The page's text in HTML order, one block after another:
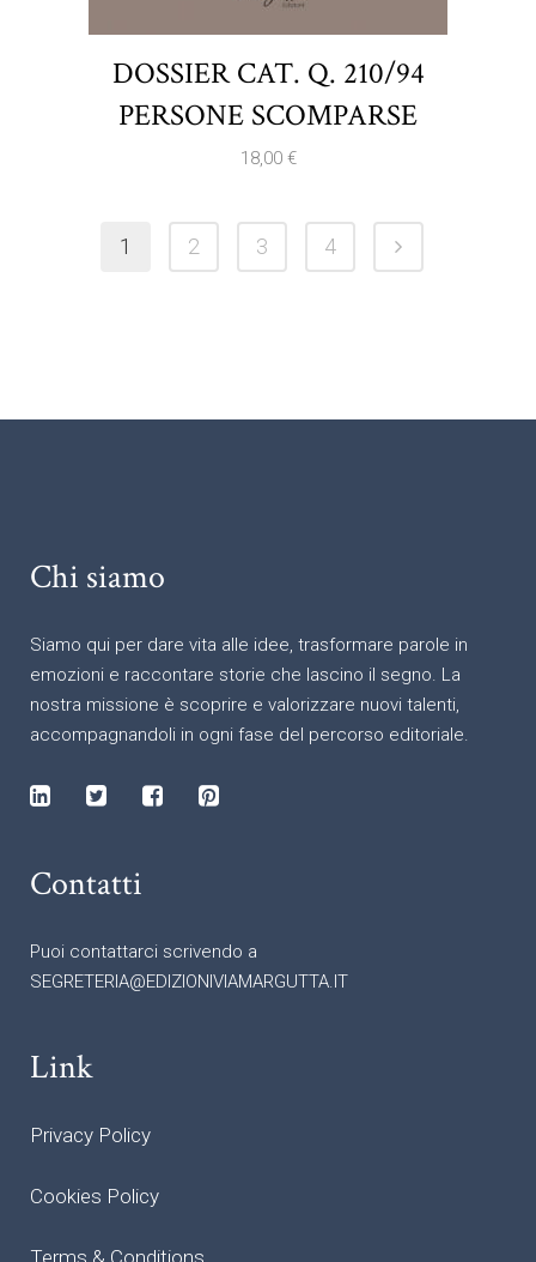
DOSSIER CAT. Q. 210/94
PERSONE SCOMPARSE
18,00 €
1 2 3 4
Chi siamo
Siamo qui per dare vita alle idee, trasformare parole in
emozioni e raccontare storie che lascino il segno. La
nostra missione è scoprire e valorizzare nuovi talenti,
accompagnandoli in ogni fase del percorso editoriale.
Contatti
Puoi contattarci scrivendo a
SEGRETERIA@EDIZIONIVIAMARGUTTA.IT
Link
Privacy Policy
Cookies Policy